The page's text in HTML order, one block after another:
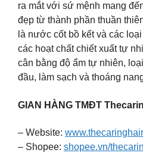
ra mắt với sứ mệnh mang
đẹp từ thành phần thuần
là nước cốt bồ kết và các
các hoạt chất chiết xuất tự
cân bằng độ ẩm tự nhiên,
đầu, làm sạch và thoáng
GIAN HÀNG TMĐT
– Website:
– Shopee: shopee.vn/